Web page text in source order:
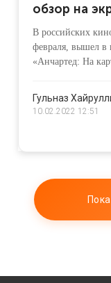
обзор на
стоит
В российских
февраля, вышел в
«Анчартед: На
экранизация
Гульназ
10.02.2022 12:51